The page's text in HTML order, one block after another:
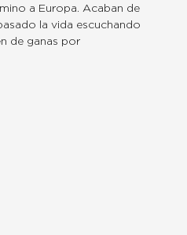
a Europa. Acaban de
la vida escuchando
de ganas por